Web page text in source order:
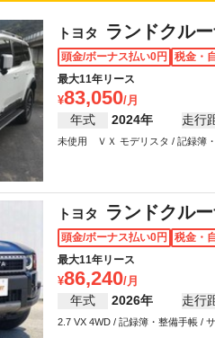
トヨタ ランドクル
頭金/ボーナス払い0円
税金・
最大11年リース
83,050
年式 2024年 走行
未使用 ＶＸ モデリスタ / 記録簿・
トヨタ ランドクル
頭金/ボーナス払い0円
税金・
最大11年リース
86,240
年式 2026年 走行
2.7 VX 4WD / 記録簿・整備手帳 /